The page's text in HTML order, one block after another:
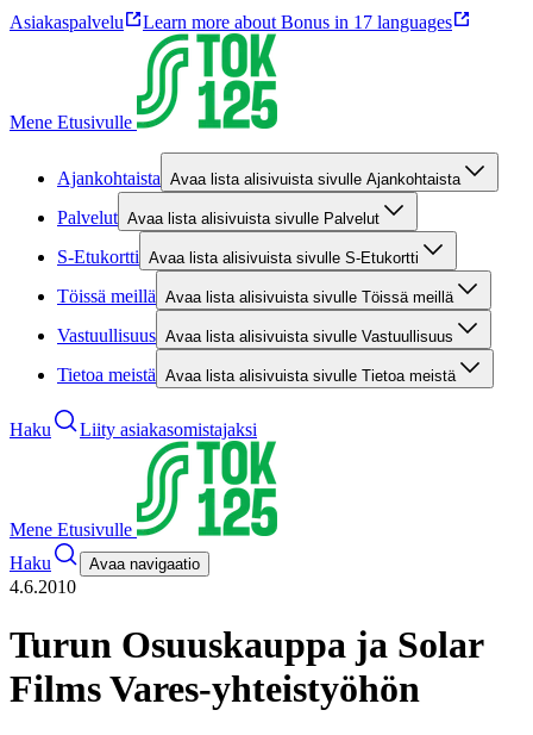
Asiakaspalvelu Learn more about Bonus in 17 languages
Mene Etusivulle
Ajankohtaista Avaa lista alisivuista sivulle Ajankohtaista
Palvelut Avaa lista alisivuista sivulle Palvelut
S-Etukortti Avaa lista alisivuista sivulle S-Etukortti
Töissä meillä Avaa lista alisivuista sivulle Töissä meillä
Vastuullisuus Avaa lista alisivuista sivulle Vastuullisuus
Tietoa meistä Avaa lista alisivuista sivulle Tietoa meistä
Haku Liity asiakasomistajaksi
Mene Etusivulle
Haku
Avaa navigaatio
4.6.2010
Turun Osuuskauppa ja Solar
Films Vares-yhteistyöhön